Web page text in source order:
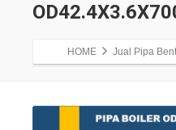
HOME Jual Pipa